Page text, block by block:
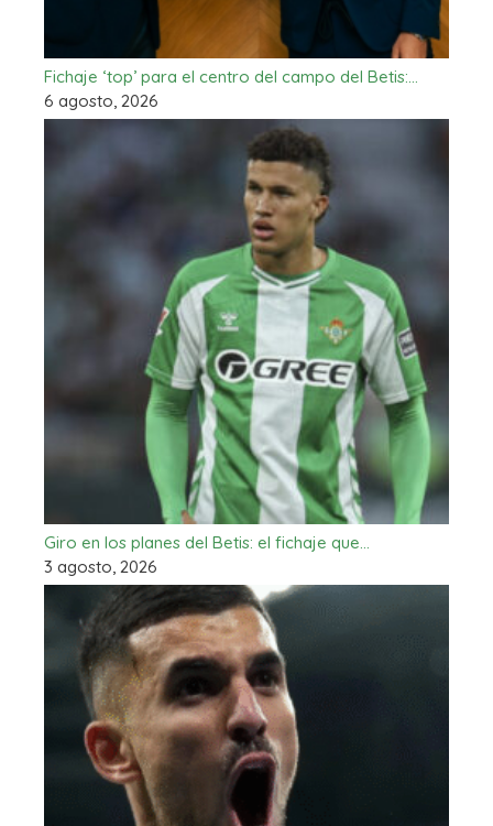
Fichaje ‘top’ para el centro del campo del Betis:…
6 agosto, 2026
Giro en los planes del Betis: el fichaje que…
3 agosto, 2026